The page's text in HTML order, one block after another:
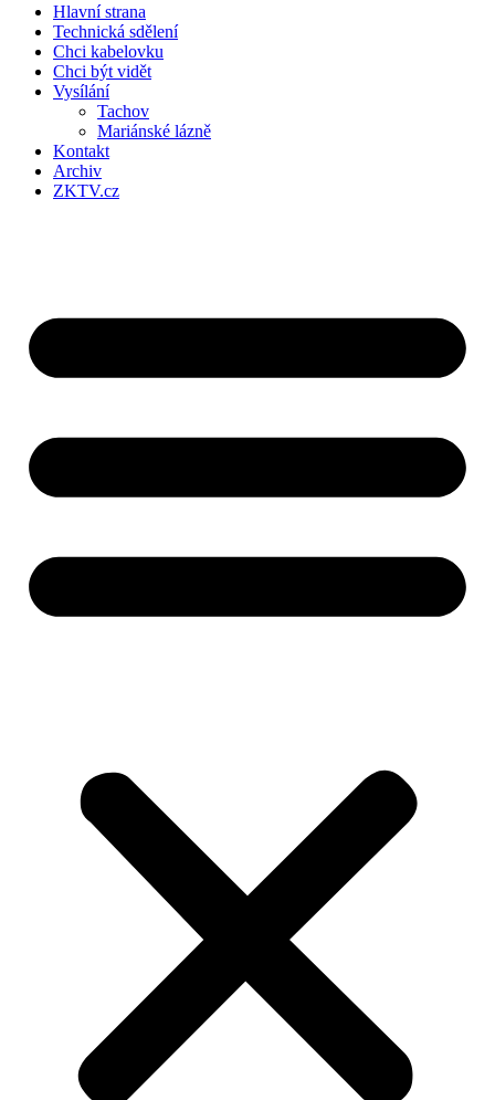
Hlavní strana
Technická sdělení
Chci kabelovku
Chci být vidět
Vysílání
Tachov
Mariánské lázně
Kontakt
Archiv
ZKTV.cz